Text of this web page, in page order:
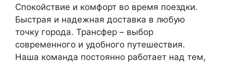
Спокойствие и комфорт во время поездки.
Быстрая и надежная доставка в любую
точку города. Трансфер – выбор
современного и удобного путешествия.
Наша команда постоянно работает над тем,